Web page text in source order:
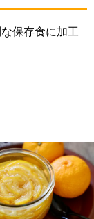
保存食に加工